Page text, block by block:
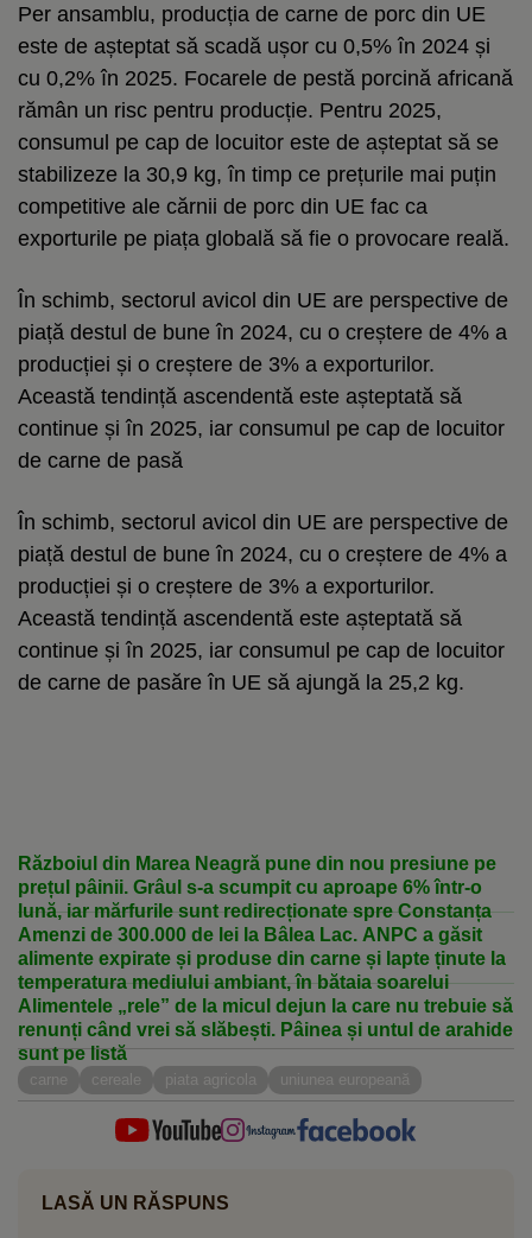
Per ansamblu, producția de carne de porc din UE
este de așteptat să scadă ușor cu 0,5% în 2024 și
cu 0,2% în 2025. Focarele de pestă porcină africană
rămân un risc pentru producție. Pentru 2025,
consumul pe cap de locuitor este de așteptat să se
stabilizeze la 30,9 kg, în timp ce prețurile mai puțin
competitive ale cărnii de porc din UE fac ca
exporturile pe piața globală să fie o provocare reală.
În schimb, sectorul avicol din UE are perspective de
piață destul de bune în 2024, cu o creștere de 4% a
producției și o creștere de 3% a exporturilor.
Această tendință ascendentă este așteptată să
continue și în 2025, iar consumul pe cap de locuitor
de carne de pasă
În schimb, sectorul avicol din UE are perspective de
piață destul de bune în 2024, cu o creștere de 4% a
producției și o creștere de 3% a exporturilor.
Această tendință ascendentă este așteptată să
continue și în 2025, iar consumul pe cap de locuitor
de carne de pasăre în UE să ajungă la 25,2 kg.
Războiul din Marea Neagră pune din nou presiune pe
prețul pâinii. Grâul s-a scumpit cu aproape 6% într-o
lună, iar mărfurile sunt redirecționate spre Constanța
Amenzi de 300.000 de lei la Bâlea Lac. ANPC a găsit
alimente expirate și produse din carne și lapte ținute la
temperatura mediului ambiant, în bătaia soarelui
Alimentele „rele” de la micul dejun la care nu trebuie să
renunți când vrei să slăbești. Pâinea și untul de arahide
sunt pe listă
carne cereale piata agricola uniunea europeană
LASĂ UN RĂSPUNS